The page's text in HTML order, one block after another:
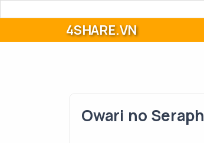
4SHARE.VN
Owari no Seraph